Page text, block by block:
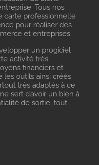
Tous nos
carte professionnelle
pour réaliser des
et entreprises.
un progiciel
activité très
financiers et
les outils ainsi créés
très adaptés à ce
sert d’avoir un bien à
de sortie, tout